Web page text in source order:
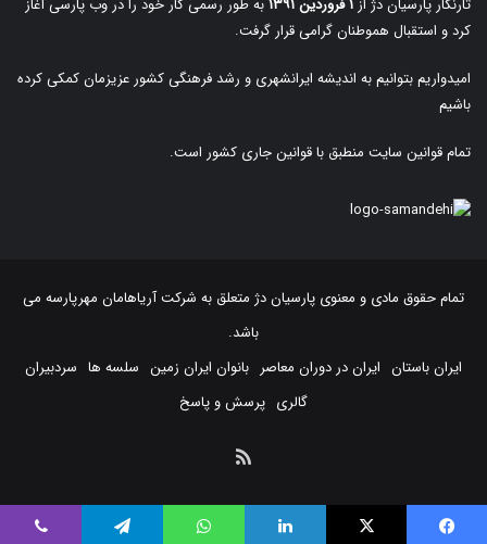
تارنگار پارسیان دژ از۱ فروردین ۱۳۹۱
به طور رسمی کار خود را در وب پارسی آغاز
کرد و استقبال هموطنان گرامی قرار گرفت.
امیدواریم بتوانیم به اندیشه ایرانشهری و رشد فرهنگی کشور عزیزمان کمکی کرده
باشیم
تمام قوانین سایت منطبق با قوانین جاری کشور است.
تمام حقوق مادی و معنوی پارسیان دژ متعلق به شرکت آریاهامان مهرپارسه می
باشد.
ایران باستان ایران در دوران معاصر بانوان ایران زمین سلسه ها سردبیران
گالری پرسش و پاسخ
خوراک